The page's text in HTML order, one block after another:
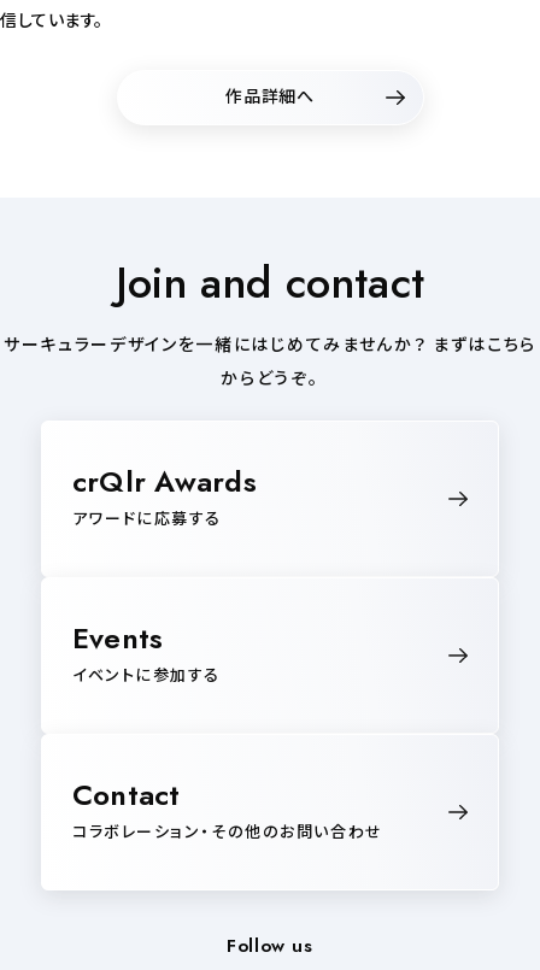
信しています。
作品詳細へ
Join and contact
サーキュラーデザインを一緒にはじめてみませんか？ まずはこちら
からどうぞ。
crQlr Awards
アワードに応募する
Events
イベントに参加する
Contact
コラボレーション・その他のお問い合わせ
Follow us